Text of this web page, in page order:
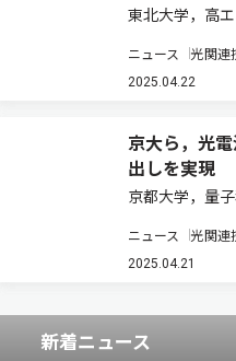
東北大学，高
ロレーヌ大学
を含む反強磁
ニュース 光関連
2025.04.22
京大ら，光
出しを実現
京都大学，量
中の原子の抜
情報を，光照
ニュース 光関連
2025.04.21
新着ニュース